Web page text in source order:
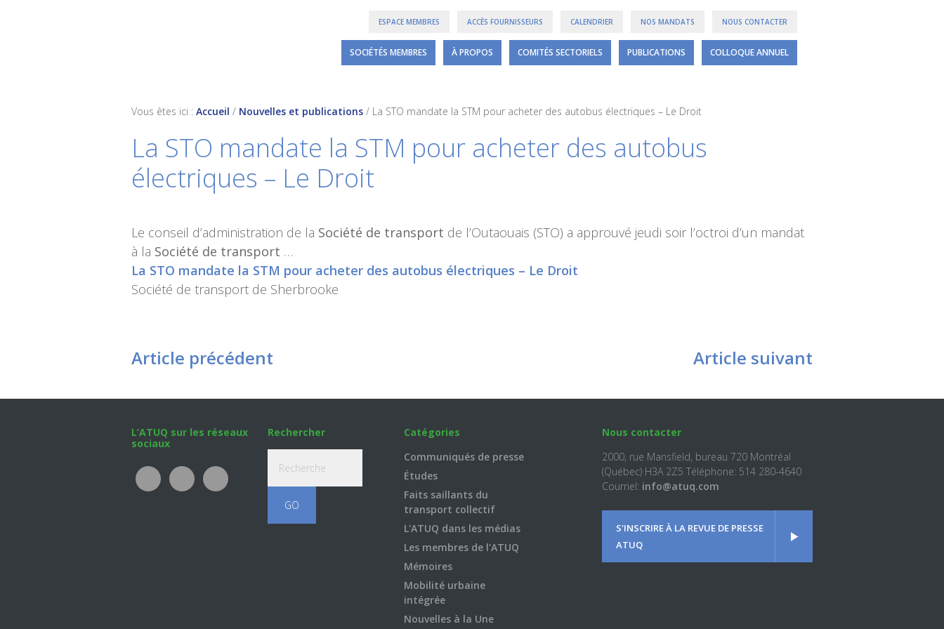
ESPACE MEMBRES ACCÈS FOURNISSEURS CALENDRIER NOS MANDATS NOUS CONTACTER
SOCIÉTÉS MEMBRES À PROPOS COMITÉS SECTORIELS PUBLICATIONS COLLOQUE ANNUEL
Vous êtes ici : Accueil / Nouvelles et publications / La STO mandate la STM pour acheter des autobus électriques – Le Droit
La STO mandate la STM pour acheter des autobus
électriques – Le Droit
Le conseil d’administration de la Société de transport de l’Outaouais (STO) a approuvé jeudi soir l’octroi d’un mandat
à la Société de transport …
La STO mandate la STM pour acheter des autobus électriques – Le Droit
Société de transport de Sherbrooke
Article précédent Article suivant
L’ATUQ sur les réseaux
sociaux
Rechercher
Catégories
Communiqués de presse
Études
Faits saillants du
transport collectif
L'ATUQ dans les médias
Les membres de l'ATUQ
Mémoires
Mobilité urbaine
intégrée
Nouvelles à la Une
Nous contacter
2000, rue Mansfield, bureau 720 Montréal
(Québec) H3A 2Z5 Téléphone: 514 280-4640
Courriel: info@atuq.com
S'INSCRIRE À LA REVUE DE PRESSE
ATUQ